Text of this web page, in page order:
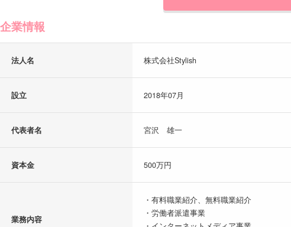
企業情報
法人名 株式会社Stylish
設立 2018年07月
代表者名 宮沢 雄一
資本金 500万円
業務内容
・有料職業紹介、無料職業紹介
・労働者派遣事業